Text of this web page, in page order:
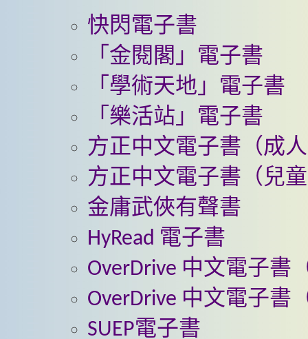
快閃電子書
「金閱閣」電子書
「學術天地」電子書
「樂活站」電子書
方正中文電子書（成
方正中文電子書（兒
金庸武俠有聲書
HyRead 電子書
OverDrive 中文電子書
OverDrive 中文電子書
SUEP電子書